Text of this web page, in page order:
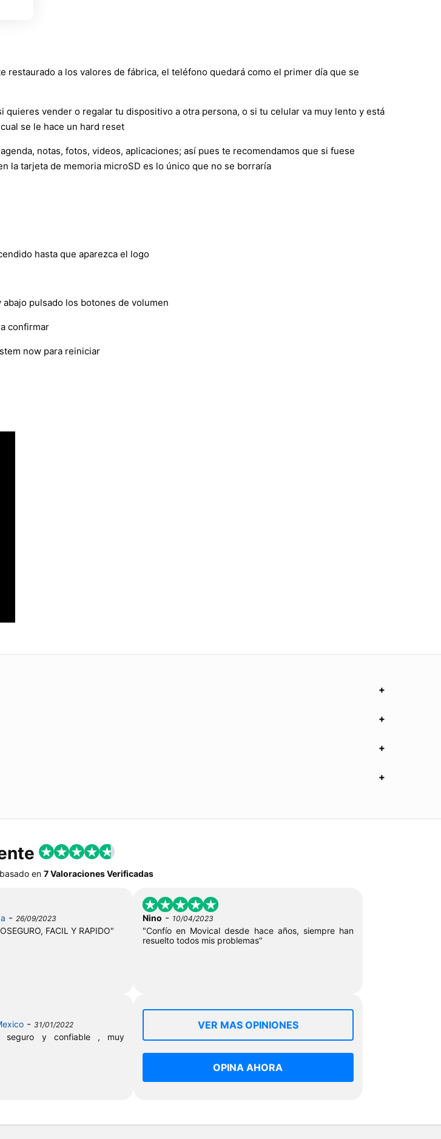
a los valores de fábrica, el teléfono quedará como el primer día que se
vender o regalar tu dispositivo a otra persona, o si tu celular va muy lento y está
se le hace un hard reset
notas, fotos, videos, aplicaciones; así pues te recomendamos que si fuese
la tarjeta de memoria microSD es lo único que no se borraría
hasta que aparezca el logo
pulsado los botones de volumen
confirmar
now para reiniciar
basado en 7 Valoraciones Verificadas
- 26/09/2023
FACIL Y RAPIDO"
Nino - 10/04/2023
"Confío en Movical desde hace años, siempre han
resuelto todos mis problemas"
- 31/01/2022
seguro y confiable , muy
VER MAS OPINIONES
OPINA AHORA